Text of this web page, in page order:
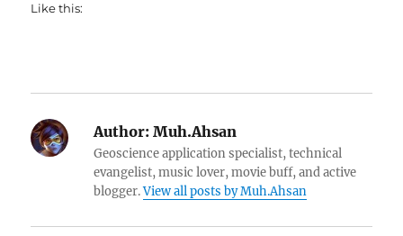
Like this:
Author: Muh.Ahsan
Geoscience application specialist, technical
evangelist, music lover, movie buff, and active
blogger.View all posts by Muh.Ahsan